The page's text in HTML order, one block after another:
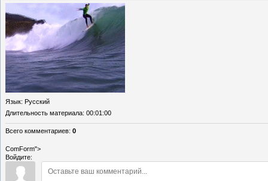
Язык: Русский
Длительность материала: 00:01:00
Всего комментариев: 0
ComForm">
Войдите: